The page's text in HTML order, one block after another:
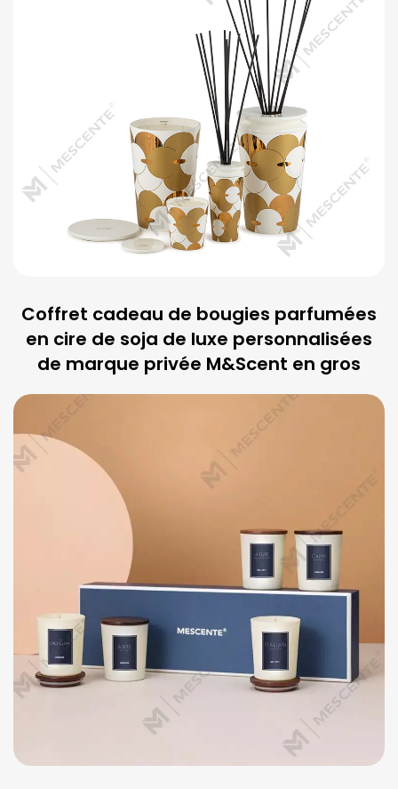
Coffret cadeau de bougies parfumées
en cire de soja de luxe personnalisées
de marque privée M&Scent en gros